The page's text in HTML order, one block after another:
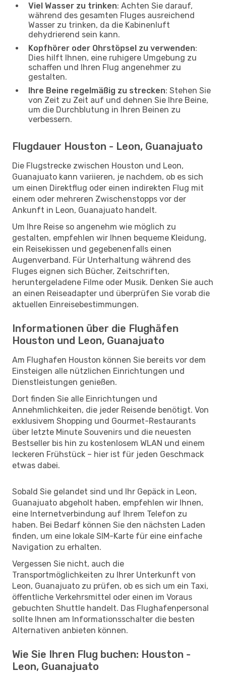
Viel Wasser zu trinken: Achten Sie darauf,
während des gesamten Fluges ausreichend
Wasser zu trinken, da die Kabinenluft
dehydrierend sein kann.
Kopfhörer oder Ohrstöpsel zu verwenden:
Dies hilft Ihnen, eine ruhigere Umgebung zu
schaffen und Ihren Flug angenehmer zu
gestalten.
Ihre Beine regelmäßig zu strecken: Stehen Sie
von Zeit zu Zeit auf und dehnen Sie Ihre Beine,
um die Durchblutung in Ihren Beinen zu
verbessern.
Flugdauer Houston - Leon, Guanajuato
Die Flugstrecke zwischen Houston und Leon,
Guanajuato kann variieren, je nachdem, ob es sich
um einen Direktflug oder einen indirekten Flug mit
einem oder mehreren Zwischenstopps vor der
Ankunft in Leon, Guanajuato handelt.
Um Ihre Reise so angenehm wie möglich zu
gestalten, empfehlen wir Ihnen bequeme Kleidung,
ein Reisekissen und gegebenenfalls einen
Augenverband. Für Unterhaltung während des
Fluges eignen sich Bücher, Zeitschriften,
heruntergeladene Filme oder Musik. Denken Sie auch
an einen Reiseadapter und überprüfen Sie vorab die
aktuellen Einreisebestimmungen.
Informationen über die Flughäfen
Houston und Leon, Guanajuato
Am Flughafen Houston können Sie bereits vor dem
Einsteigen alle nützlichen Einrichtungen und
Dienstleistungen genießen.
Dort finden Sie alle Einrichtungen und
Annehmlichkeiten, die jeder Reisende benötigt. Von
exklusivem Shopping und Gourmet-Restaurants
über letzte Minute Souvenirs und die neuesten
Bestseller bis hin zu kostenlosem WLAN und einem
leckeren Frühstück – hier ist für jeden Geschmack
etwas dabei.
Sobald Sie gelandet sind und Ihr Gepäck in Leon,
Guanajuato abgeholt haben, empfehlen wir Ihnen,
eine Internetverbindung auf Ihrem Telefon zu
haben. Bei Bedarf können Sie den nächsten Laden
finden, um eine lokale SIM-Karte für eine einfache
Navigation zu erhalten.
Vergessen Sie nicht, auch die
Transportmöglichkeiten zu Ihrer Unterkunft von
Leon, Guanajuato zu prüfen, ob es sich um ein Taxi,
öffentliche Verkehrsmittel oder einen im Voraus
gebuchten Shuttle handelt. Das Flughafenpersonal
sollte Ihnen am Informationsschalter die besten
Alternativen anbieten können.
Wie Sie Ihren Flug buchen: Houston -
Leon, Guanajuato